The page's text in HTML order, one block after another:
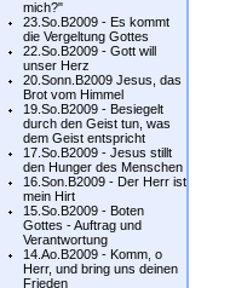
mich?"
23.So.B2009 - Es kommt
die Vergeltung Gottes
22.So.B2009 - Gott will
unser Herz
20.Sonn.B2009 Jesus, das
Brot vom Himmel
19.So.B2009 - Besiegelt
durch den Geist tun, was
dem Geist entspricht
17.So.B2009 - Jesus stillt
den Hunger des Menschen
16.Son.B2009 - Der Herr ist
mein Hirt
15.So.B2009 - Boten
Gottes - Auftrag und
Verantwortung
14.Ao.B2009 - Komm, o
Herr, und bring uns deinen
Frieden